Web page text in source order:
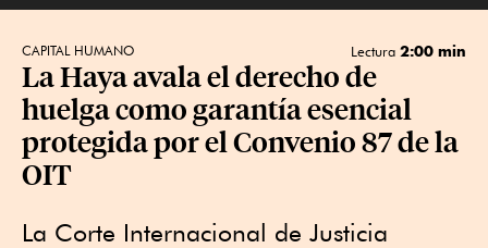
CAPITAL HUMANO Lectura 2:00 min
La Haya avala el derecho de
huelga como garantía esencial
protegida por el Convenio 87 de la
OIT
La Corte Internacional de Justicia